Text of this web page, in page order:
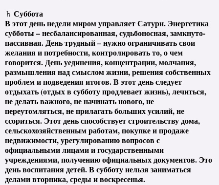
♄ Суббота
В этот день недели миром управляет Сатурн. Энергетика
субботы – несбалансированная, судьбоносная, замкнуто-
пассивная. День трудный – нужно ограничивать свои
желания и потребности, контролировать то, о чем
говорится. День уединения, концентрации, молчания,
размышления над смыслом жизни, решения собственных
проблем и подведения итогов. В этот день следует
отдыхать (отдых в субботу продлевает жизнь), лечиться,
не делать важного, не начинать нового, не
переутомляться, не прилагать больших усилий, не
ссориться. Этот день способствует строительству дома,
сельскохозяйственным работам, покупке и продаже
недвижимости, урегулированию вопросов с
официальными лицами и государственными
учреждениями, получению официальных документов. Это
день воспитания детей. В субботу нельзя заниматься
делами вторника, среды и воскресенья.